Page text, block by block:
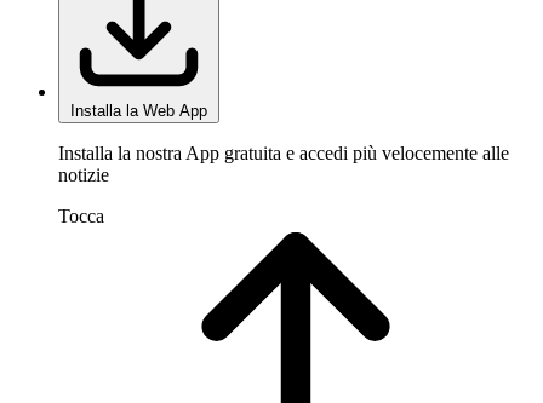
Installa la Web App
Installa la nostra App gratuita e accedi più velocemente alle
notizie
Tocca